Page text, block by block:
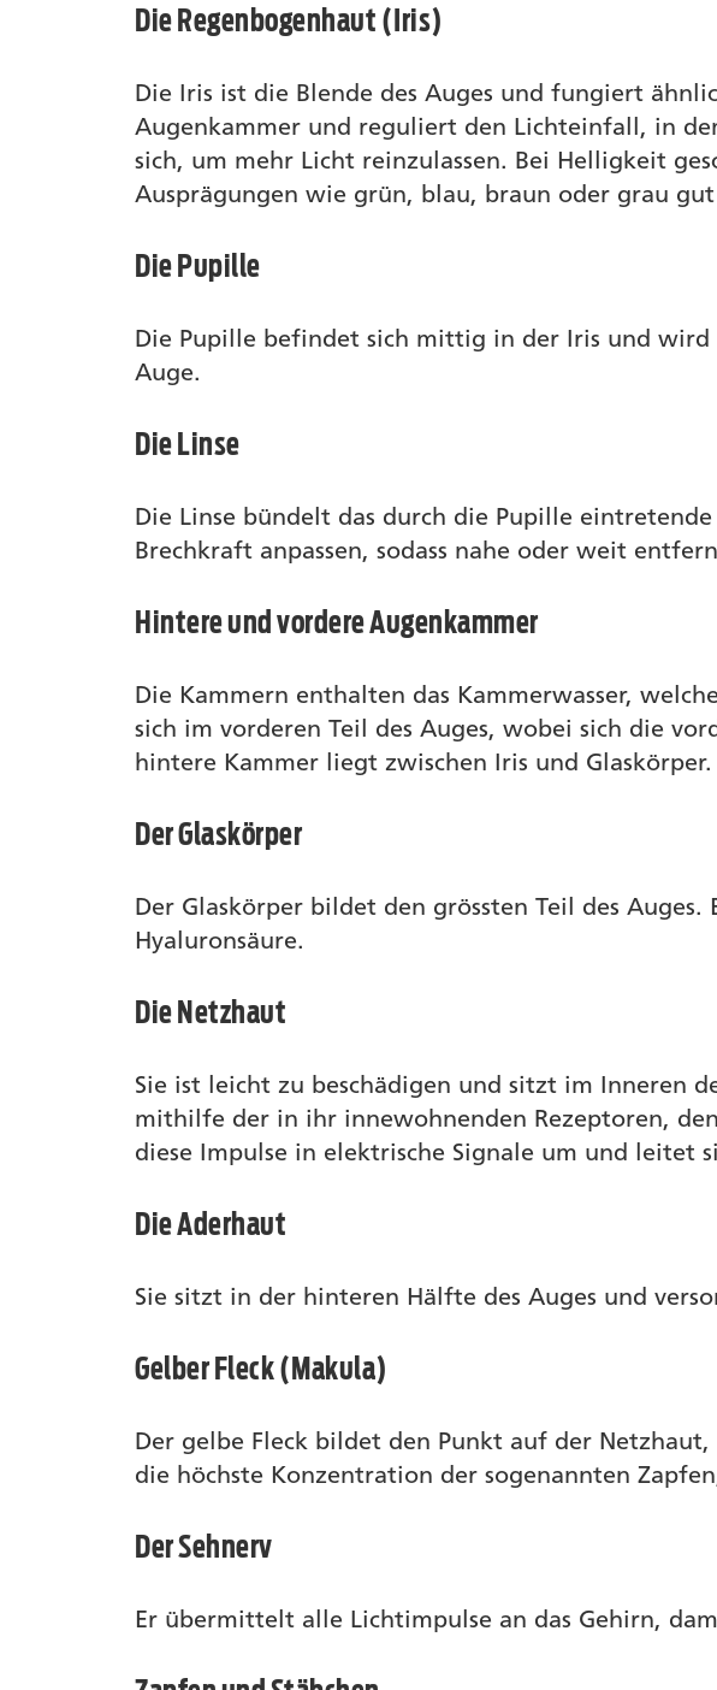
Die Regenbogenhaut (Iris)
Die Iris ist die Blende des Auges und fungiert
Augenkammer und reguliert den Lichteinfall, in
sich, um mehr Licht reinzulassen. Bei Helligkeit
Ausprägungen wie grün, blau, braun oder grau
Die Pupille
Die Pupille befindet sich mittig in der Iris und wird
Auge.
Die Linse
Die Linse bündelt das durch die Pupille
Brechkraft anpassen, sodass nahe oder weit
Hintere und vordere Augenkammer
Die Kammern enthalten das Kammerwasser,
sich im vorderen Teil des Auges, wobei sich die
hintere Kammer liegt zwischen Iris und Glaskörper.
Der Glaskörper
Der Glaskörper bildet den grössten Teil des
Hyaluronsäure.
Die Netzhaut
Sie ist leicht zu beschädigen und sitzt im Inneren
mithilfe der in ihr innewohnenden Rezeptoren,
diese Impulse in elektrische Signale um und leitet
Die Aderhaut
Sie sitzt in der hinteren Hälfte des Auges und
Gelber Fleck (Makula)
Der gelbe Fleck bildet den Punkt auf der
die höchste Konzentration der sogenannten
Der Sehnerv
Er übermittelt alle Lichtimpulse an das Gehirn,